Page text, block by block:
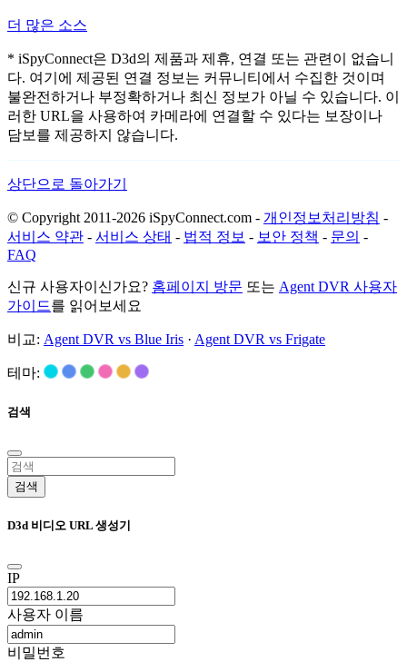
더 많은 소스
* iSpyConnect은 D3d의 제품과 제휴, 연결 또는 관련이 없습니
다. 여기에 제공된 연결 정보는 커뮤니티에서 수집한 것이며
불완전하거나 부정확하거나 최신 정보가 아닐 수 있습니다. 이
러한 URL을 사용하여 카메라에 연결할 수 있다는 보장이나
담보를 제공하지 않습니다.
상단으로 돌아가기
© Copyright 2011-2026 iSpyConnect.com - 개인정보처리방침 -
서비스 약관 - 서비스 상태 - 법적 정보 - 보안 정책 - 문의 -
FAQ
신규 사용자이신가요? 홈페이지 방문 또는 Agent DVR 사용자
가이드를 읽어보세요
비교: Agent DVR vs Blue Iris · Agent DVR vs Frigate
테마:
검색
검색
D3d 비디오 URL 생성기
IP
사용자 이름
비밀번호